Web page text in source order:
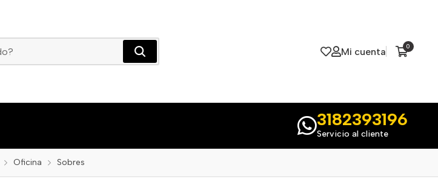
Mi cuenta 0
3182393196
Servicio al cliente
Oficina Sobres